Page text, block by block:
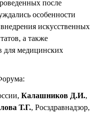
после
особенности
искусственных
а также
для медицинских
Калашников Д.И.,
Т.Г., Росздравнадзор,